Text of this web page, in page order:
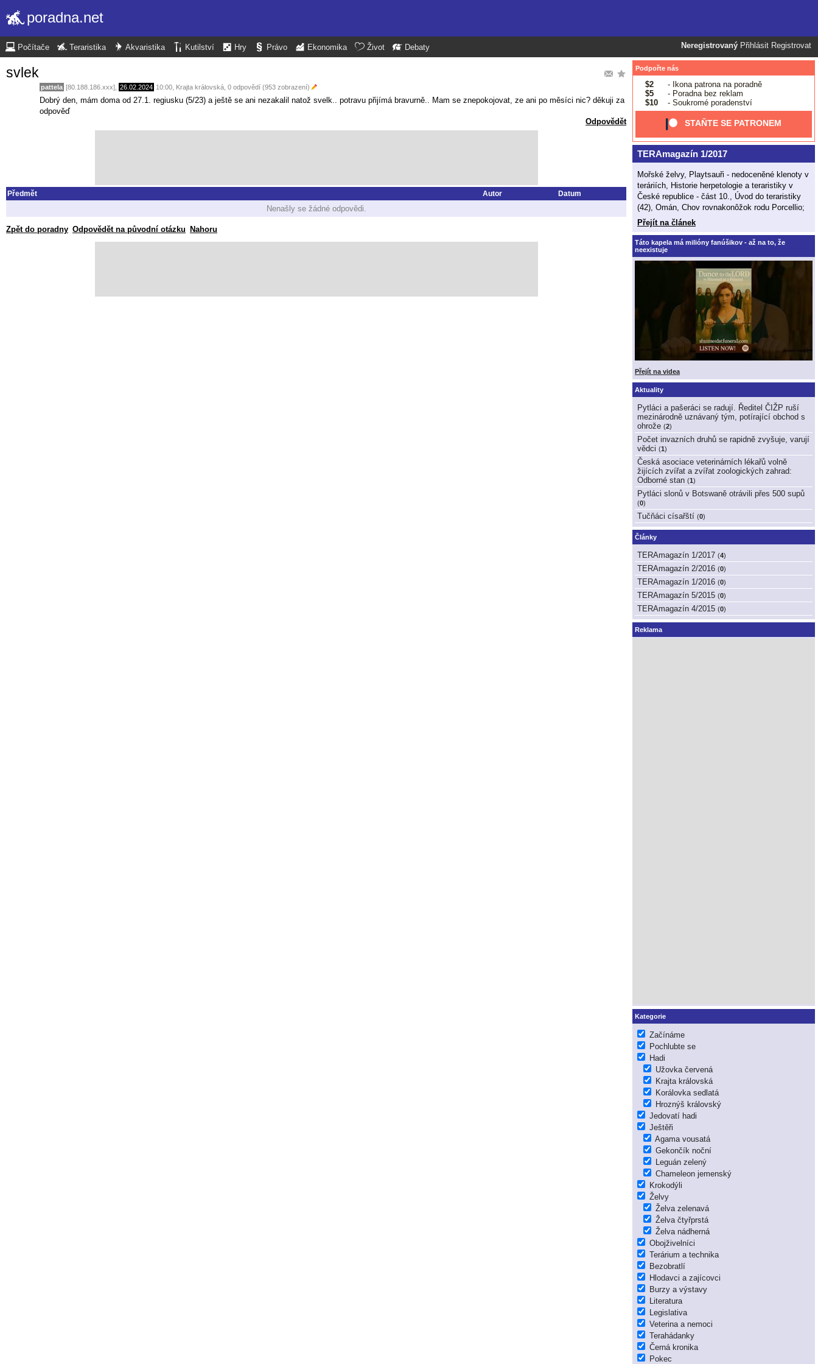
poradna.net
Neregistrovaný Přihlásit Registrovat
Počítače Teraristika Akvaristika Kutilství Hry Právo Ekonomika Život Debaty
svlek
pattela [80.188.186.xxx], 26.02.2024 10:00 Krajta královská , 0 odpovědí (953 zobrazení)
Dobrý den, mám doma od 27.1. regiusku (5/23) a ještě se ani nezakalil natož svelk.. potravu přijímá bravurně.. Mam se znepokojovat, ze ani po měsíci nic? děkuji za
odpověď
Odpovědět
Předmět Autor Datum
Nenašly se žádné odpovědi.
Zpět do poradny Odpovědět na původní otázku Nahoru
Podpořte nás
$2
- Ikona patrona na poradně
$5
- Poradna bez reklam
$10
- Soukromé poradenství
STAŇTE SE PATRONEM
TERAmagazín 1/2017
Mořské želvy, Playtsauři - nedoceněné klenoty v
teráriích, Historie herpetologie a teraristiky v
České republice - část 10., Úvod do teraristiky
(42), Omán, Chov rovnakonôžok rodu Porcellio;
Přejít na článek
Táto kapela má milióny fanúšikov - až na to, že
neexistuje
Přejít na videa
Aktuality
Pytláci a pašeráci se radují. Ředitel ČIŽP ruší
mezinárodně uznávaný tým, potírající obchod s
ohrože (2)
Počet invazních druhů se rapidně zvyšuje, varují
vědci (1)
Česká asociace veterinárních lékařů volně
žijících zvířat a zvířat zoologických zahrad:
Odborné stan (1)
Pytláci slonů v Botswaně otrávili přes 500 supů
(0)
Tučňáci císařští (0)
Články
TERAmagazín 1/2017 (4)
TERAmagazín 2/2016 (0)
TERAmagazín 1/2016 (0)
TERAmagazín 5/2015 (0)
TERAmagazín 4/2015 (0)
Reklama
Kategorie
Začínáme
Pochlubte se
Hadi
Užovka červená
Krajta královská
Korálovka sedlatá
Hroznýš královský
Jedovatí hadi
Ještěři
Agama vousatá
Gekončík noční
Leguán zelený
Chameleon jemenský
Krokodýli
Želvy
Želva zelenavá
Želva čtyřprstá
Želva nádherná
Obojživelníci
Terárium a technika
Bezobratlí
Hlodavci a zajícovci
Burzy a výstavy
Literatura
Legislativa
Veterina a nemoci
Terahádanky
Černá kronika
Pokec